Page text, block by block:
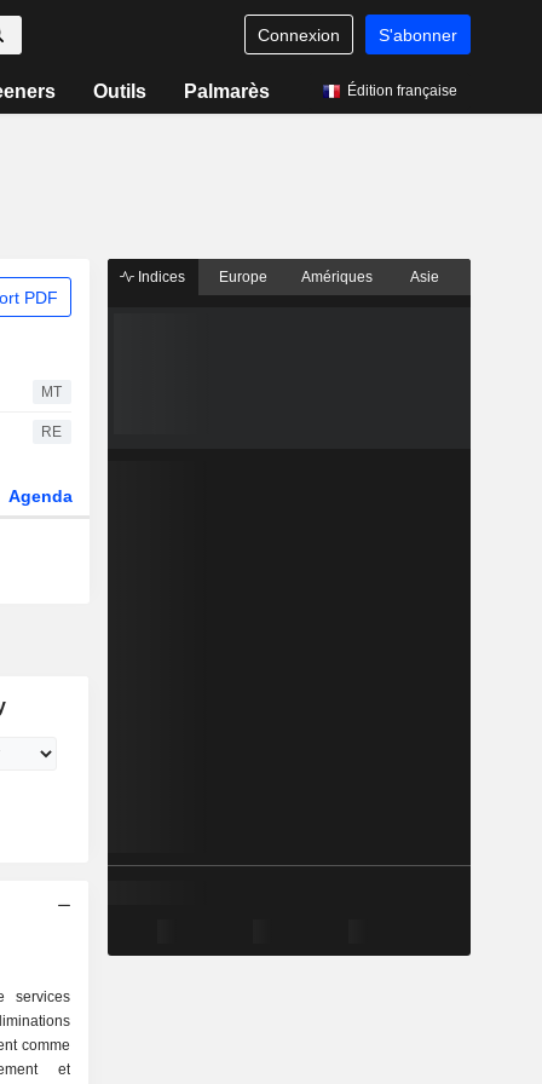
Connexion S'abonner
Outils Palmarès Édition française
PDF
MT
RE
Agenda
services
comme
Indices Europe Amériques Asie